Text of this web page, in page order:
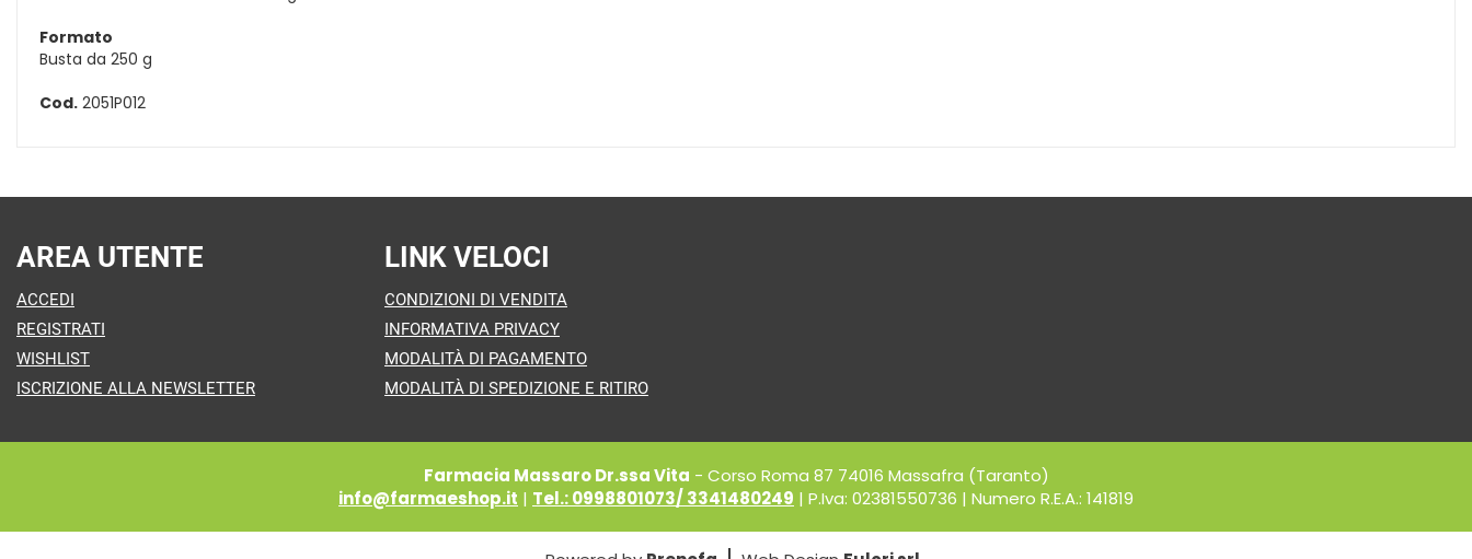
Formato
Busta da 250 g
Cod. 2051P012
AREA UTENTE
ACCEDI
REGISTRATI
WISHLIST
ISCRIZIONE ALLA NEWSLETTER
LINK VELOCI
CONDIZIONI DI VENDITA
INFORMATIVA PRIVACY
MODALITÀ DI PAGAMENTO
MODALITÀ DI SPEDIZIONE E RITIRO
Farmacia Massaro Dr.ssa Vita - Corso Roma 87 74016 Massafra (Taranto)
info@farmaeshop.it | Tel.: 0998801073/ 3341480249 | P.Iva: 02381550736 | Numero R.E.A.: 141819